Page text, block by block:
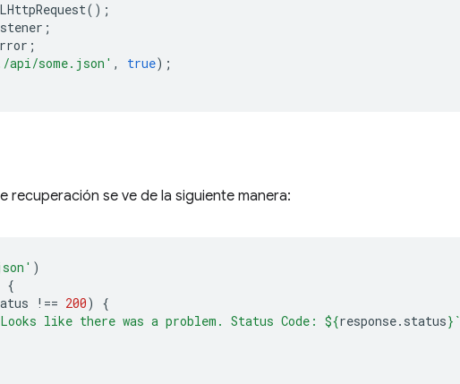
();
;
;
some.json' , true);
recuperación se ve de la siguiente manera:
)
{
!== 200)
{
like there was a problem. Status Code: ${response. status} `